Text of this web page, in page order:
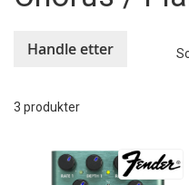
3 produkter
Handle etter